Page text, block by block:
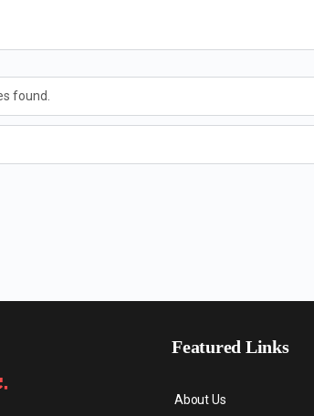
found.
Featured Links
About Us